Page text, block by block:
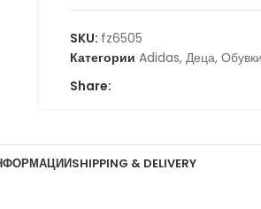
SKU: fz6505
Категории Adidas, Деца, Обувки
Share:
SHIPPING & DELIVERY